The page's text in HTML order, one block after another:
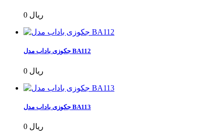
0 ریال
جکوزی باداب مدل BA112
0 ریال
جکوزی باداب مدل BA113
0 ریال